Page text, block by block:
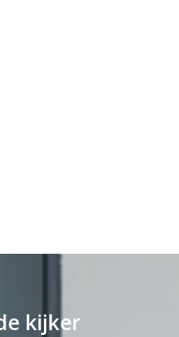
kijker